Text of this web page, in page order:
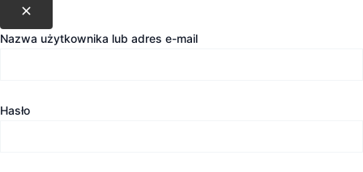
Nazwa użytkownika lub adres e-mail
Hasło